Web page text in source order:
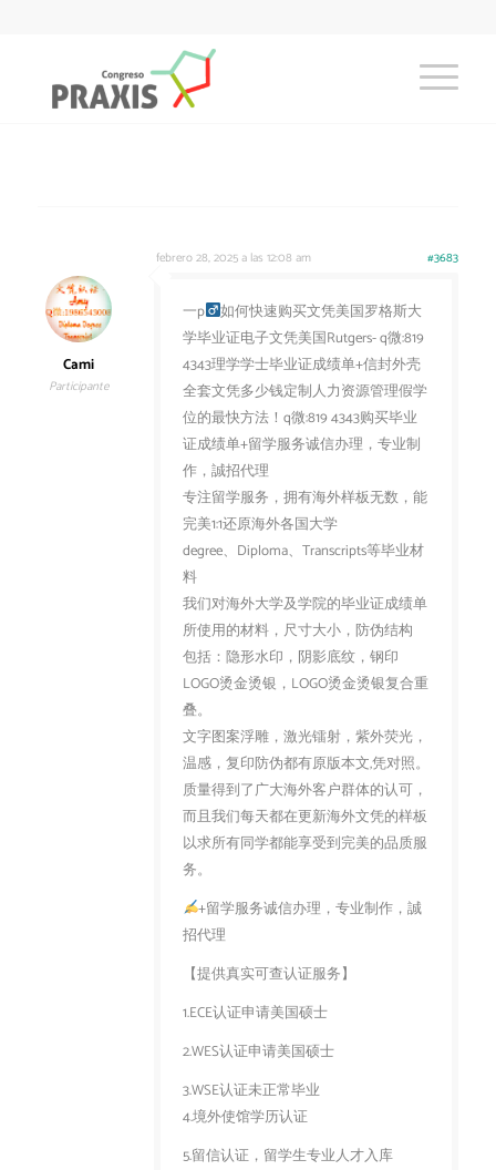
febrero 28, 2025 a las 12:08 am #3683
Cami
Participante
一p
如何快速购买文凭美国罗格斯大
学毕业证电子文凭美国Rutgers- q微:819
4343理学学士毕业证成绩单+信封外壳
全套文凭多少钱定制人力资源管理假学
位的最快方法！q微:819 4343购买毕业
证成绩单+留学服务诚信办理，专业制
作，誠招代理
专注留学服务，拥有海外样板无数，能
完美1:1还原海外各国大学
degree、Diploma、Transcripts等毕业材
料
我们对海外大学及学院的毕业证成绩单
所使用的材料，尺寸大小，防伪结构
包括：隐形水印，阴影底纹，钢印
LOGO烫金烫银，LOGO烫金烫银复合重
叠。
文字图案浮雕，激光镭射，紫外荧光，
温感，复印防伪都有原版本文,凭对照。
质量得到了广大海外客户群体的认可，
而且我们每天都在更新海外文凭的样板
以求所有同学都能享受到完美的品质服
务。
+留学服务诚信办理，专业制作，誠
招代理
【提供真实可查认证服务】
1.ECE认证申请美国硕士
2.WES认证申请美国硕士
3.WSE认证未正常毕业
4.境外使馆学历认证
5.留信认证，留学生专业人才入库